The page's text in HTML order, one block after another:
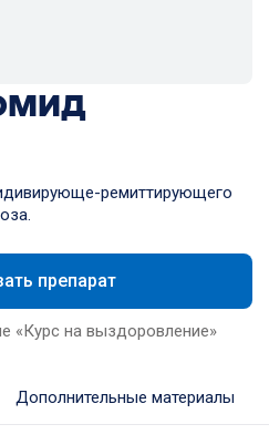
ремиттирующего
препарат
«Курс на выздоровление»
Дополнительные материалы